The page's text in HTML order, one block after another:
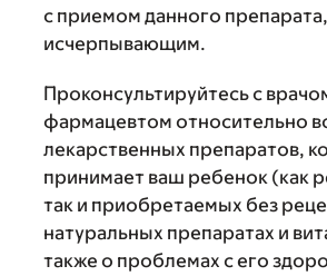
с приемом данного
исчерпывающим.
Проконсультируйтесь с
фармацевтом относительно
лекарственных препаратов,
принимает ваш ребенок (как
так и приобретаемых без
натуральных препаратах и
также о проблемах с его